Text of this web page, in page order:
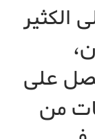
الكثير
على
من